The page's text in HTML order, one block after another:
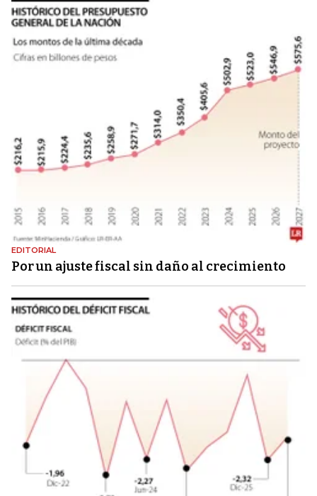
EDITORIAL
Por un ajuste fiscal sin daño al crecimiento